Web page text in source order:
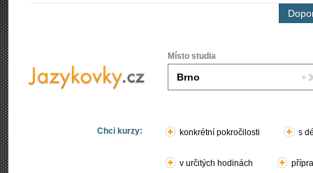
Místo studia
Chci kurzy: konkrétní pokročilosti s
v určitých hodinách